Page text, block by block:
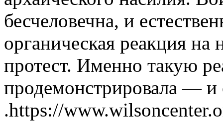
бесчеловечна, и
органическая реакция
протест. Именно такую
продемонстрировала — и
.https://